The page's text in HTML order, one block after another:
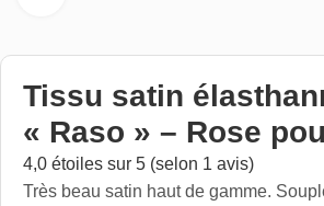
Tissu satin
« Raso » – Rose
4,0 étoiles sur 5 (selon 1 avis)
Très beau satin haut de gamme.